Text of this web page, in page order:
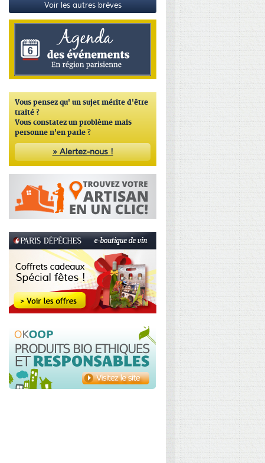
Voir les autres brèves
Vous pensez qu' un sujet mérite d'être
traité ?
Vous constatez un problème mais
personne n'en parle ?
» Alertez-nous !